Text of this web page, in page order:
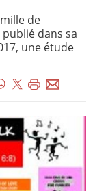
de
dans sa
une étude